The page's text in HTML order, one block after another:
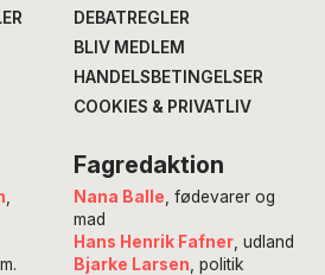
DEBATREGLER
BLIV MEDLEM
HANDELSBETINGELSER
COOKIES & PRIVATLIV
Fagredaktion
Nana Balle , fødevarer og
mad
Hans Henrik Fafner, udland
Bjarke Larsen , politik